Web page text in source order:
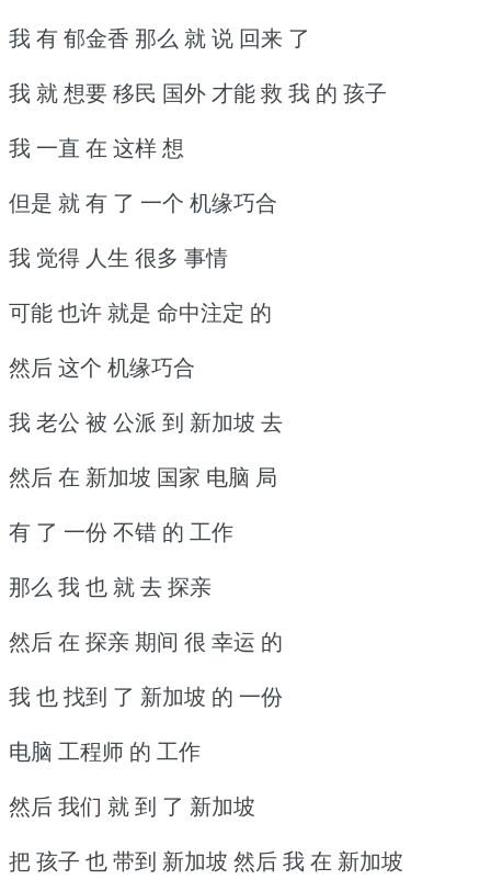
我 有 郁金香 那么 就 说 回来 了
我 就 想要 移民 国外 才能 救 我 的 孩子
我 一直 在 这样 想
但是 就 有 了 一个 机缘巧合
我 觉得 人生 很多 事情
可能 也许 就是 命中注定 的
然后 这个 机缘巧合
我 老公 被 公派 到 新加坡 去
然后 在 新加坡 国家 电脑 局
有 了 一份 不错 的 工作
那么 我 也 就 去 探亲
然后 在 探亲 期间 很 幸运 的
我 也 找到 了 新加坡 的 一份
电脑 工程师 的 工作
然后 我们 就 到 了 新加坡
把 孩子 也 带到 新加坡 然后 我 在 新加坡